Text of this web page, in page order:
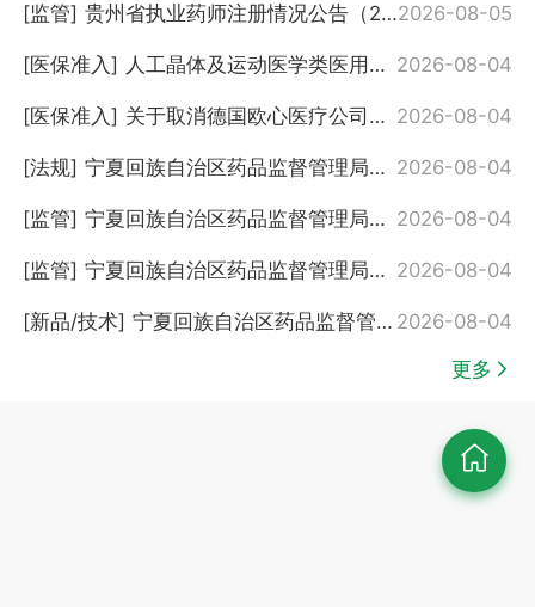
[监管] 贵州省执业药师注册情况公告（2026年第6期） 2026-08-05
[医保准入] 人工晶体及运动医学类医用耗材集中带量采购增补产品公告 2026-08-04
[医保准入] 关于取消德国欧心医疗公司第六批国家组织高值医用耗材集采中选资格并列入违规名单的公告 2026-08-04
[法规] 宁夏回族自治区药品监督管理局关于注销银川医见通互联网医院有限公司药品网络交易第三方平台备案信息的通告（2026年 第140号） 2026-08-04
[监管] 宁夏回族自治区药品监督管理局关于注销银川鑫泰互联网医院有限公司药品网络交易第三方平台备案信息的通告（2026年 第139号） 2026-08-04
[监管] 宁夏回族自治区药品监督管理局关于注销银川鑫泰互联网医院有限公司医疗器械网络交易服务第三方平台备案的通告（2026年 第138号） 2026-08-04
[新品/技术] 宁夏回族自治区药品监督管理局关于批准注册3个国产第二类医疗器械产品的通告 （2026年7月）（2026年 第137号）
2026-08-04
更多